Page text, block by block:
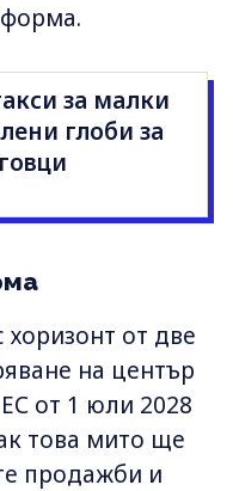
за малки
глоби за
от две
на център
от 1 юли 2028
това мито ще
продажби и